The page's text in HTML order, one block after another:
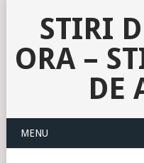
STIRI
ORA –
DE
MENU